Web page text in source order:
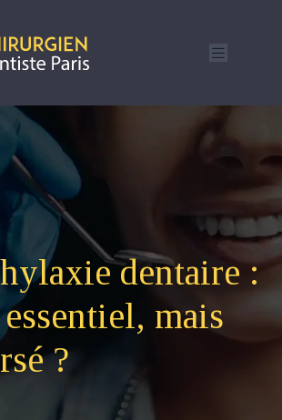
dentaire :
mais
?